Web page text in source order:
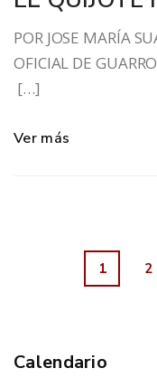
POR JOSE MARÍA
OFICIAL DE
[…]
Ver más
1 2
Calendario